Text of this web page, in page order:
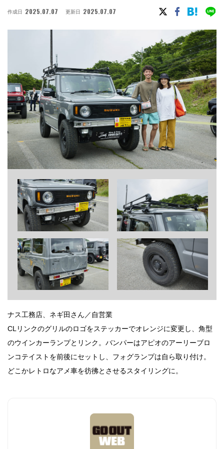
作成日 2025.07.07 更新日 2025.07.07
ナス工務店、ネギ田さん／自営業
CLリンクのグリルのロゴをステッカーでオレンジに変更し、角型
のウインカーランプとリンク。バンパーはアピオのアーリーブロ
ンコテイストを前後にセットし、フォグランプは自ら取り付け。
どこかレトロなアメ車を彷彿とさせるスタイリングに。